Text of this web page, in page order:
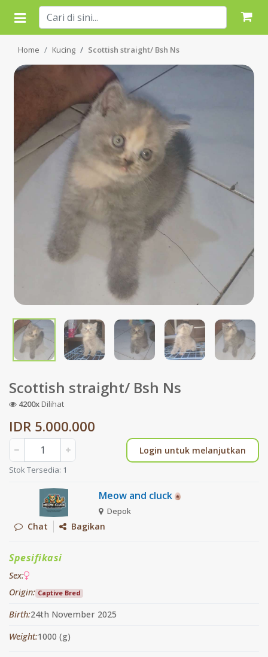
Home Kucing Scottish straight/ Bsh Ns
Scottish straight/ Bsh Ns
4200x Dilihat
IDR 5.000.000
Stok Tersedia: 1
Login untuk melanjutkan
Meow and cluck
Depok
Chat Bagikan
Spesifikasi
Sex:
Origin: Captive Bred
Birth:24th November 2025
Weight:1000 (g)